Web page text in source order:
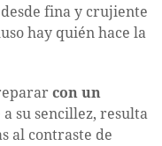
fina y crujiente
hay quién hace la
con un
a su sencillez, resulta
al contraste de